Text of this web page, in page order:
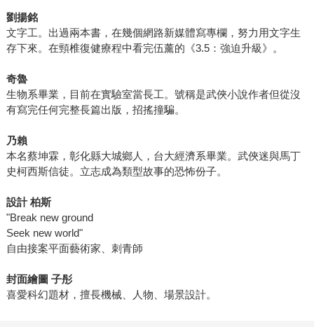
劉揚銘
文字工。出過兩本書，在幾個網路新媒體寫專欄，努力用文字生
存下來。在頸椎復健療程中看完伍薰的《3.5：強迫升級》。
奇魯
生物系畢業，目前在實驗室當長工。號稱是武俠小說作者但從沒
有寫完任何完整長篇出版，招搖撞騙。
乃賴
本名蔡坤霖，彰化縣大城鄉人，台大經濟系畢業。武俠迷與馬丁
史柯西斯信徒。立志成為類型故事的恐怖份子。
設計柏斯
"Break new ground
Seek new world"
自由接案平面藝術家、刺青師
封面繪圖 子彤
喜愛科幻題材，擅長機械、人物、場景設計。